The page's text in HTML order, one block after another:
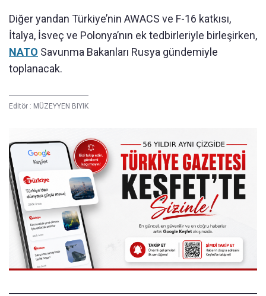
Diğer yandan Türkiye’nin AWACS ve F-16 katkısı,
İtalya, İsveç ve Polonya’nın ek tedbirleriyle birleşirken,
NATO Savunma Bakanları Rusya gündemiyle
toplanacak.
Editör : MÜZEYYEN BIYIK